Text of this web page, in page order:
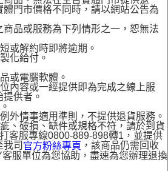
門市價格不同時，請以網站公告為
商品或服務為下列情形之一，恕無法
或解約時即將逾期。
化給付。
或電腦軟體。
內容或一經提供即為完成之線上服
供者。
外情事適用準則，不提供退貨服務。
、破損、缺件或規格不符，請於到貨
客服專線0800-889-898轉1，並提供
我司 官方粉絲專頁 ，該商品仍需回收
服單位為您協助，盡速為您辦理退換